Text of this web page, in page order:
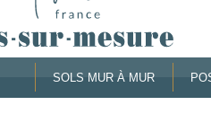
SOLS MUR À MUR